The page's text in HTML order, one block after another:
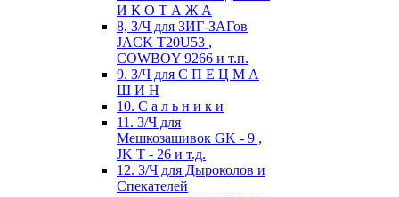
И К О Т А Ж А
8, З/Ч для ЗИГ-ЗАГов
JACK Т20U53 ,
COWBOY 9266 и т.п.
9. З/Ч для С П Е Ц М А
Ш И Н
10. С а л ь н и к и
11. З/Ч для
Мешкозашивок GK - 9 ,
JK T - 26 и т.д.
12. З/Ч для Дыроколов и
Спекателей